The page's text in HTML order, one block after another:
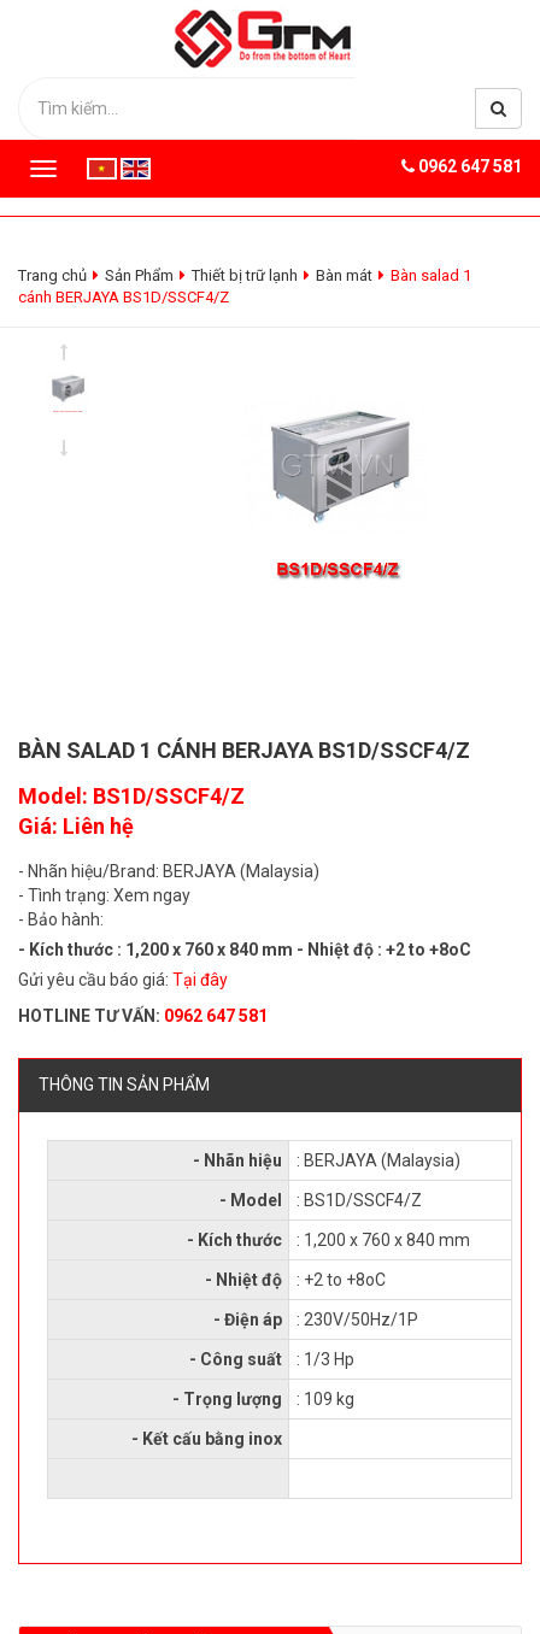
T
o
g
e
0962 647 581
Trang chủ Sản Phẩm Thiết bị trữ lạnh Bàn mát
Bàn salad 1
cánh BERJAYA BS1D/SSCF4/Z
BÀN SALAD 1 CÁNH BERJAYA BS1D/SSCF4/Z
Model: BS1D/SSCF4/Z
Giá: Liên hệ
- Nhãn hiệu/Brand: BERJAYA (Malaysia)
- Tình trạng: Xem ngay
- Bảo hành:
- Kích thước : 1,200 x 760 x 840 mm - Nhiệt độ : +2 to +8oC
Gửi yêu cầu báo giá: Tại đây
HOTLINE TƯ VẤN: 0962 647 581
THÔNG TIN SẢN PHẨM
- Nhãn hiệu : BERJAYA (Malaysia)
- Model : BS1D/SSCF4/Z
- Kích thước : 1,200 x 760 x 840 mm
- Nhiệt độ : +2 to +8oC
- Điện áp : 230V/50Hz/1P
- Công suất : 1/3 Hp
- Trọng lượng : 109 kg
- Kết cấu bằng inox